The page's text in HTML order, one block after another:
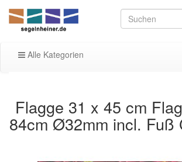
Alle Kategorien
Flagge 31 x 45 cm
84cm Ø32mm incl. Fuß